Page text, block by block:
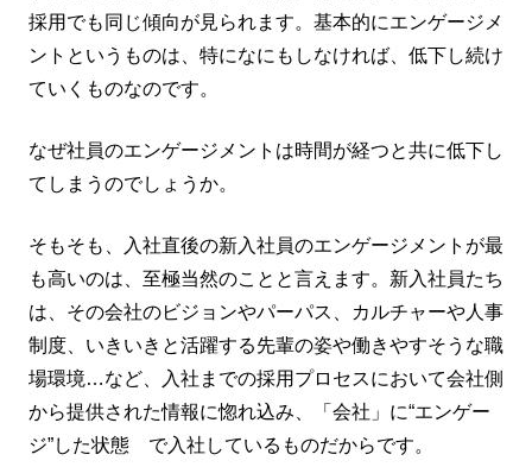
採用でも同じ傾向が見られます。基本的にエンゲージメ
ントというものは、特になにもしなければ、低下し続け
ていくものなのです。
なぜ社員のエンゲージメントは時間が経つと共に低下し
てしまうのでしょうか。
そもそも、入社直後の新入社員のエンゲージメントが最
も高いのは、至極当然のことと言えます。新入社員たち
は、その会社のビジョンやパーパス、カルチャーや人事
制度、いきいきと活躍する先輩の姿や働きやすそうな職
場環境…など、入社までの採用プロセスにおいて会社側
から提供された情報に惚れ込み、「会社」に“エンゲー
ジ”した状態 で入社しているものだからです。